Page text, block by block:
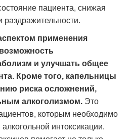
пациента, снижая
раздражительности.
применения
и улучшать общее
Кроме того, капельницы
риска осложнений,
алкоголизмом. Это
которым необходимо
интоксикации.